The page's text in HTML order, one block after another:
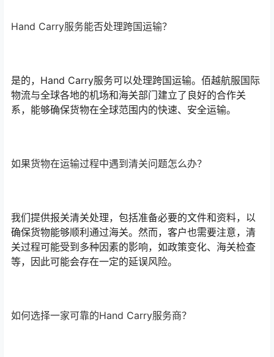
Hand Carry服务能否处理跨国运输？
是的，Hand Carry服务可以处理跨国运输。佰越航服国际
物流与全球各地的机场和海关部门建立了良好的合作关
系，能够确保货物在全球范围内的快速、安全运输。
如果货物在运输过程中遇到清关问题怎么办？
我们提供报关清关处理，包括准备必要的文件和资料，以
确保货物能够顺利通过海关。然而，客户也需要注意，清
关过程可能受到多种因素的影响，如政策变化、海关检查
等，因此可能会存在一定的延误风险。
如何选择一家可靠的Hand Carry服务商？